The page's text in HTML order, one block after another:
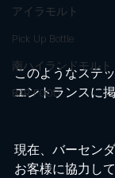
アイラモルト
Pick Up Bottle
南ハイランドモルト
BAR FOOD
このようなステ
エントランスに
現在、バーセン
お客様に協力し